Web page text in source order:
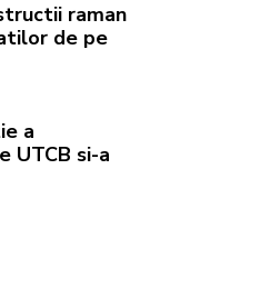
raman
de pe
a
UTCB si-a